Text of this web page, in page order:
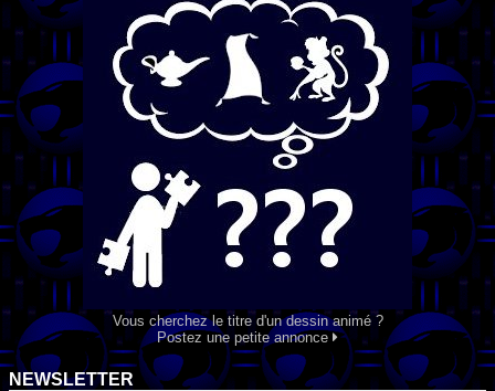
Vous cherchez le titre d'un dessin animé ?
Postez une petite annonce
NEWSLETTER